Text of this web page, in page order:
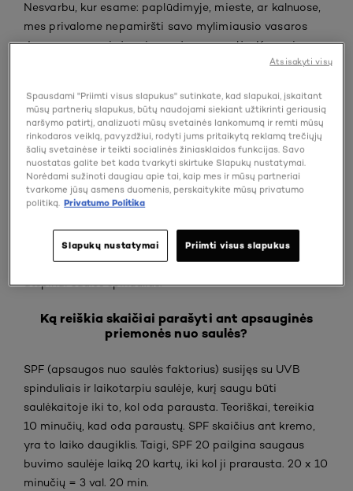
Nesvarbu, kur esame: paplūdimyje, mieste, ar kalnuose,
mes privalome nepamiršti savo mylimiausio vasaros
draugo: apsauginės priemonės nuo saulės. Kremai,
pieneliai, aliejai, dulksnos... Neatsižvelgiant į struktūrą,
Apsauginės priemonės nuo saulės, kaip jos
veikia?
Apsauginės priemonės nuo saulės sukuria apsauginį
sluoksnį, kuris apsaugo mus nuo UVA spindulių
(sukeliančių odos senėjimą) ir UVB spindulių (sukeliančių
cheminiai filtrai, kurie absorbuoja UV spindulius ir
paverčia juos energija ir/arba fiziniai filtrai, kurie
atspindi saulės spindulius.
Ką reiškia skaičiai parašyti ant apsauginės
priemonės nuo saulės?
SPF (apsaugos nuo saulės faktorius) susijęs su UVB
spinduliais ir laikotarpiu saulėje, kurį saugu būti
saulėkaitoje iki to, kol oda parausta. Teoriškai, tereikia
10 minučių, kad oda paraustų. SPF skaičius ant kremo,
yra to laiko daugiklis. Taigi, SPF 20 pailgina saugaus
buvimo saulėje laiką 20 kartų, iki kol ji prarausta. 20 x 10
minučių = 3 val. 20 min.
Spausdami "Priimti visus slapukus" sutinkate, kad slapukai, įskaitant
mūsų partnerių slapukus, būtų naudojami siekiant užtikrinti geriausią
naršymo patirtį, analizuoti mūsų svetainės lankomumą ir remti mūsų
rinkodaros veiklą, pavyzdžiui, rodyti jums pritaikytą reklamą trečiųjų
šalių svetainėse ir teikti socialinės žiniasklaidos funkcijas. Savo
nuostatas galite bet kada tvarkyti skirtuke Slapukų nustatymai.
Norėdami sužinoti daugiau apie tai, kaip mes ir mūsų partneriai
tvarkome jūsų asmens duomenis, perskaitykite mūsų privatumo
politiką. Privatumo Politika
Slapukų nustatymai Priimti visus slapukus
Atsisakyti visų